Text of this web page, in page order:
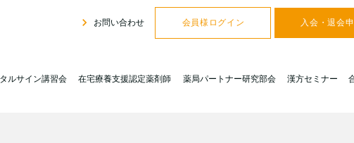
navigate_next お問い合わせ 会員様ログイン 入会・退会
ルサイン講習会 在宅療養支援認定薬剤師 薬局パートナー研究部会 漢方セミナー